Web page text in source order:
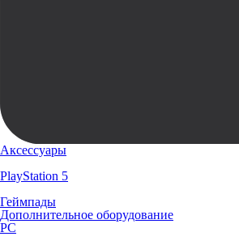
Аксессуары
PlayStation 5
Геймпады
Дополнительное оборудование
PC